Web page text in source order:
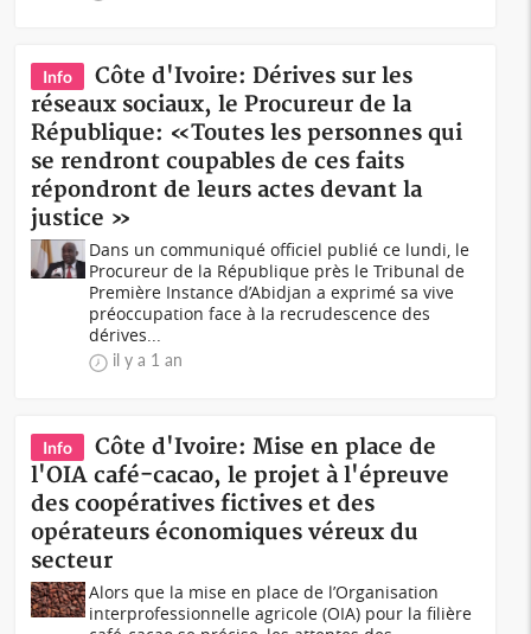
Info
Côte d'Ivoire: Dérives sur les
réseaux sociaux, le Procureur de la
République: «Toutes les personnes qui
se rendront coupables de ces faits
répondront de leurs actes devant la
justice »
Dans un communiqué officiel publié ce lundi, le
Procureur de la République près le Tribunal de
Première Instance d’Abidjan a exprimé sa vive
préoccupation face à la recrudescence des
dérives...
il y a 1 an
Info
Côte d'Ivoire: Mise en place de
l'OIA café-cacao, le projet à l'épreuve
des coopératives fictives et des
opérateurs économiques véreux du
secteur
Alors que la mise en place de l’Organisation
interprofessionnelle agricole (OIA) pour la filière